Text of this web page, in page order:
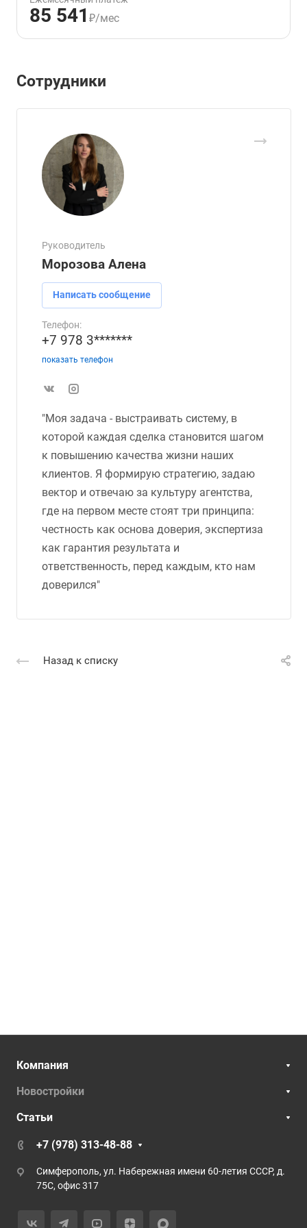
85 541 ₽/мес
Сотрудники
Руководитель
Морозова Алена
Написать сообщение
Телефон:
+7 978 3*******
показать телефон
"Моя задача - выстраивать систему, в
которой каждая сделка становится шагом
к повышению качества жизни наших
клиентов. Я формирую стратегию, задаю
вектор и отвечаю за культуру агентства,
где на первом месте стоят три принципа:
честность как основа доверия, экспертиза
как гарантия результата и
ответственность, перед каждым, кто нам
доверился"
Назад к списку
Компания
Новостройки
Статьи
+7 (978) 313-48-88
Симферополь, ул. Набережная имени 60-летия СССР, д.
75С, офис 317